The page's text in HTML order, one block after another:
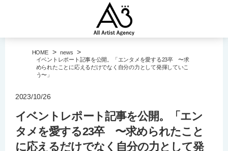
HOME > news >
イベントレポート記事を公開。「エンタメを愛する23卒 〜求
められたことに応えるだけでなく自分の力として発揮していこ
う〜」
2023/10/26
イベントレポート記事を公開。「エン
タメを愛する23卒 〜求められたこと
に応えるだけでなく自分の力として発